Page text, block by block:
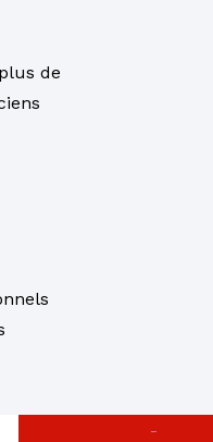
de
-